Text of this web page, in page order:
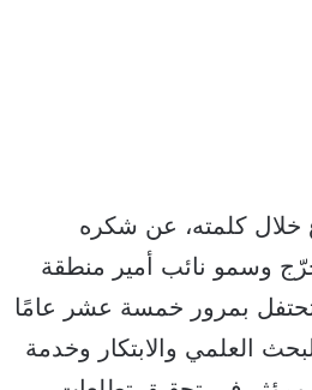
خلال كلمته، عن شكره
وسمو نائب أمير منطقة
بمرور خمسة عشر عامًا
العلمي والابتكار وخدمة